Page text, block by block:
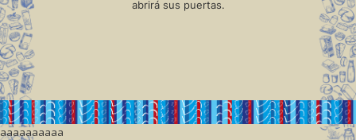
abrirá sus puertas.
aaaaaaaaaa